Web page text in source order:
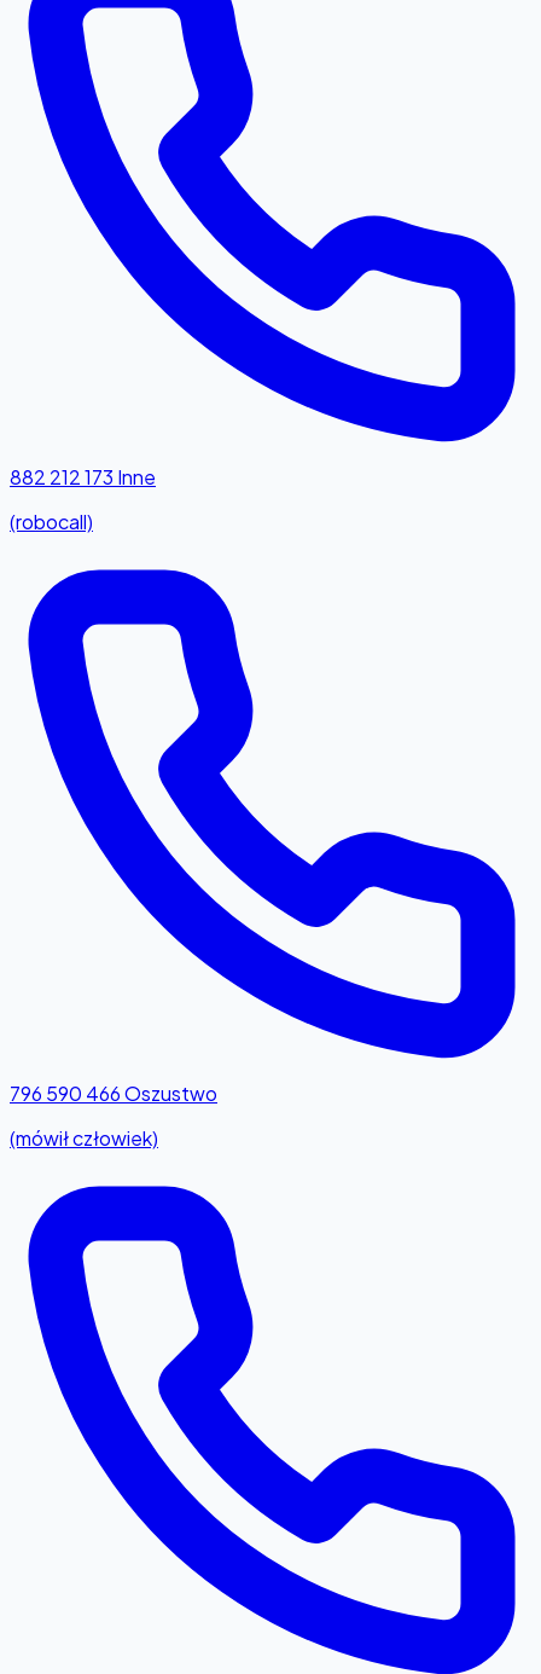
882 212 173 Inne
(robocall)
796 590 466Oszustwo
(mówił człowiek)